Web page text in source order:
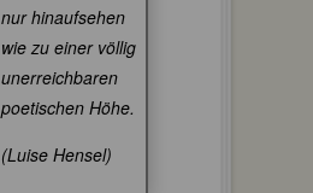
nur hinaufsehen
wie zu einer völlig
unerreichbaren
poetischen Höhe.
(Luise Hensel)